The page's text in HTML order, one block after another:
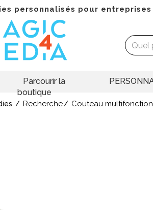
personnalisés pour entreprises
Parcourir la
boutique
Recherche Couteau